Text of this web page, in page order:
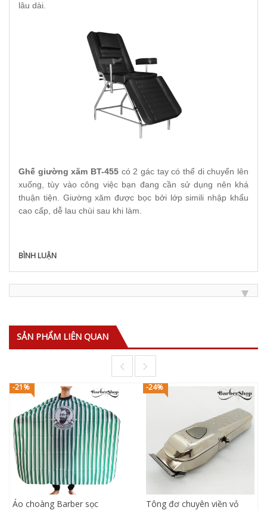
lâu dài.
Ghế giường xăm BT-455 có 2 gác tay có thể di chuyển lên
xuống, tùy vào công việc bạn đang cần sử dụng nên khá
thuận tiện. Giường xăm được bọc bởi lớp simili nhập khẩu
cao cấp, dễ lau chùi sau khi làm.
BÌNH LUẬN
SẢN PHẨM LIÊN QUAN
-21%
Áo choàng Barber sọc
-24%
Tông đơ chuyên viền vỏ